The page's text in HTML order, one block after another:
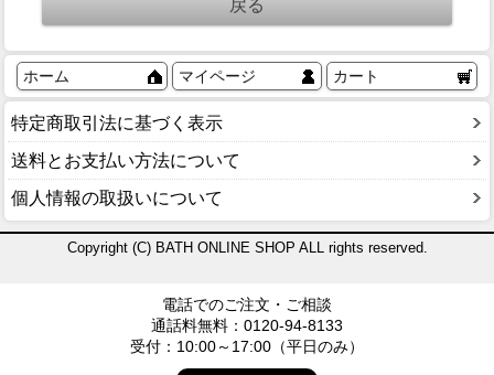
ホーム マイページ カート
特定商取引法に基づく表示
送料とお支払い方法について
個人情報の取扱いについて
Copyright (C) BATH ONLINE SHOP ALL rights reserved.
電話でのご注文・ご相談
通話料無料：0120-94-8133
受付：10:00～17:00（平日のみ）